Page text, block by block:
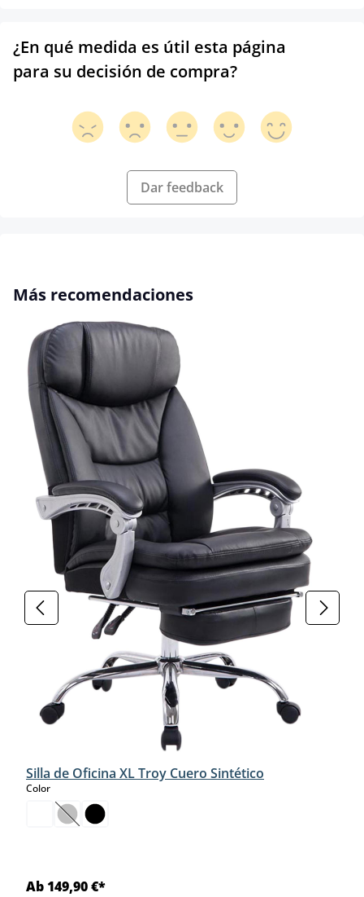
¿En qué medida es útil esta página
para su decisión de compra?
Dar feedback
Omitir la galería de productos
Más recomendaciones
Silla de Oficina XL Troy Cuero Sintético
Colorselect
(Esta opción no está disponible en este momento.)
Ab 149,90 €*